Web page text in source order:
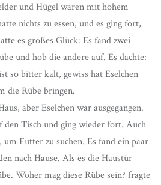
und Hügel waren mit hohem
nichts zu essen, und es ging fort,
es großes Glück: Es fand zwei
und hob die andere auf. Es dachte:
so bitter kalt, gewiss hat Eselchen
die Rübe bringen.
aber Eselchen war ausgegangen.
den Tisch und ging wieder fort. Auch
um Futter zu suchen. Es fand ein paar
nach Hause. Als es die Haustür
Woher mag diese Rübe sein? fragte